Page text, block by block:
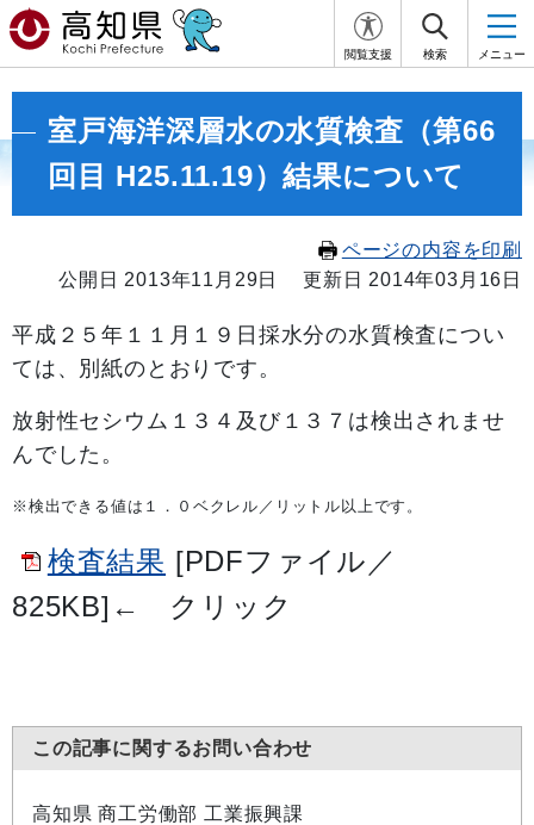
閲覧支援 検索 メニュー
室戸海洋深層水の水質検査（第66
回目 H25.11.19）結果について
ページの内容を印刷
公開日 2013年11月29日
更新日 2014年03月16日
平成２５年１１ 月１９日採水分の水質検査につい
ては、別紙のとおりです。
放射性セシウム１３４及び１３７は検出されませ
んでした。
※検出できる値は１．０ベクレル／リットル以上です。
検査結果 [PDFファイル／
825KB] ← クリック
この記事に関するお問い合わせ
高知県 商工労働部 工業振興課